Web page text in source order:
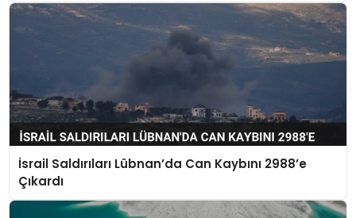
İsrail Saldırıları Lübnan’da Can Kaybını 2988’e
Çıkardı